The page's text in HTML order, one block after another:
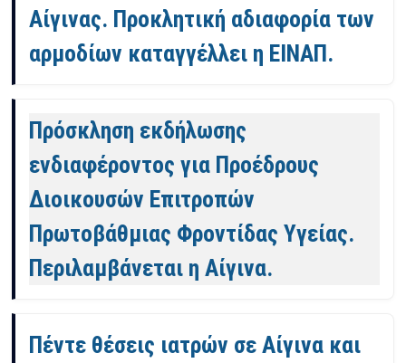
Αίγινας. Προκλητική αδιαφορία των
αρμοδίων καταγγέλλει η ΕΙΝΑΠ.
Πρόσκληση εκδήλωσης
ενδιαφέροντος για Προέδρους
Διοικουσών Επιτροπών
Πρωτοβάθμιας Φροντίδας Υγείας.
Περιλαμβάνεται η Αίγινα.
Πέντε θέσεις ιατρών σε Αίγινα και